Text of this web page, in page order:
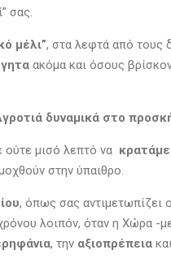
σας.
μέλι”, στα λεφτά από τους
ακόμα και όσους
δυναμικά στο
ούτε μισό λεπτό να
στην ύπαιθρο.
, όπως σας αντιμετωπίζει
λοιπόν, όταν η Χώρα -
, την αξιοπρέπεια